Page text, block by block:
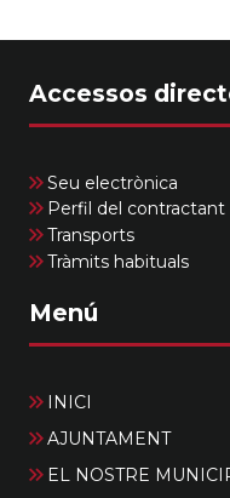
Accessos
Seu electrònica
Perfil del contractant
Transports
Tràmits habituals
Menú
INICI
AJUNTAMENT
EL NOSTRE